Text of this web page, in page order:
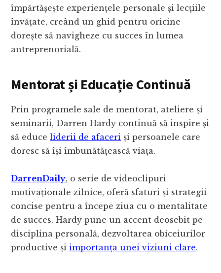
împărtășește experiențele personale și lecțiile
învățate, creând un ghid pentru oricine
dorește să navigheze cu succes în lumea
antreprenorială.
Mentorat și Educație Continuă
Prin programele sale de mentorat, ateliere și
seminarii, Darren Hardy continuă să inspire și
să educeliderii de afaceri și persoanele care
doresc să își îmbunătățească viața.
DarrenDaily, o serie de videoclipuri
motivaționale zilnice, oferă sfaturi și strategii
concise pentru a începe ziua cu o mentalitate
de succes. Hardy pune un accent deosebit pe
disciplina personală, dezvoltarea obiceiurilor
productive șiimportanța unei viziuni clare.